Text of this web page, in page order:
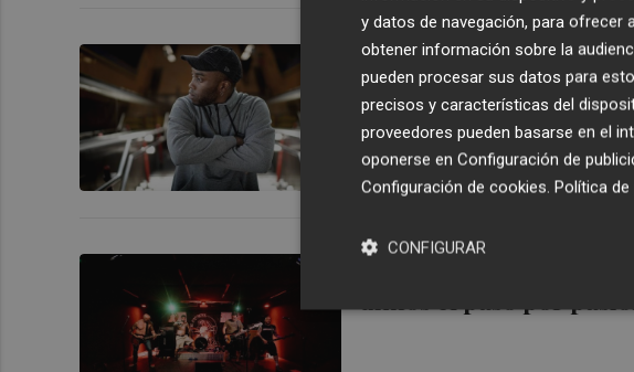
Los raperos Ill Pekeño
El primer año de
y datos de navegación, para ofrecer
obtener información sobre la
pueden procesar sus datos para
precisos y características del
proveedores pueden basarse en el
oponerse en Configuración de
Configuración de cookies. Política de
CONFIGURAR